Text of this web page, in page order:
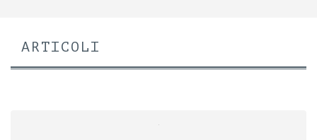
ARTICOLI